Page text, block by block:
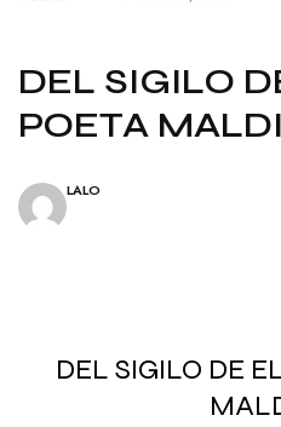
DEL SIGILO
POETA
LALO
DEL SIGILO DE